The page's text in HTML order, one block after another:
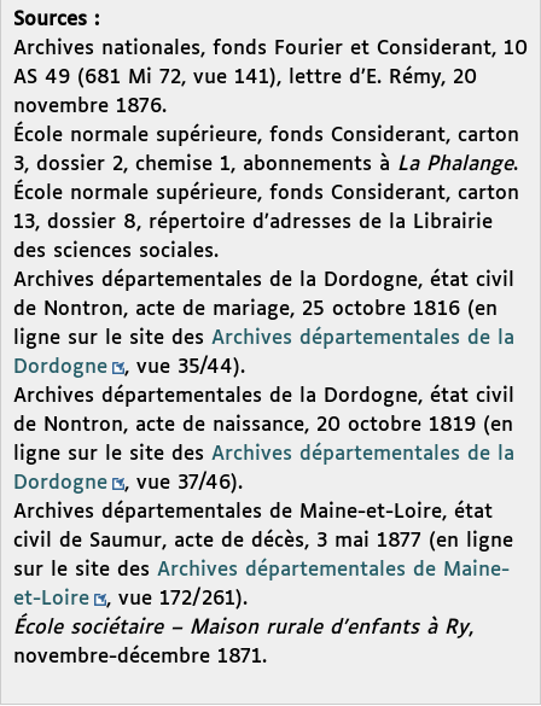
Sources :
Archives nationales, fonds Fourier et Considerant, 10
AS 49 (681 Mi 72, vue 141), lettre d’E. Rémy, 20
novembre 1876.
École normale supérieure, fonds Considerant, carton
3, dossier 2, chemise 1, abonnements à La Phalange.
École normale supérieure, fonds Considerant, carton
13, dossier 8, répertoire d’adresses de la Librairie
des sciences sociales.
Archives départementales de la Dordogne, état civil
de Nontron, acte de mariage, 25 octobre 1816 (en
ligne sur le site des Archives départementales de la
Dordogne
, vue 35/44).
Archives départementales de la Dordogne, état civil
de Nontron, acte de naissance, 20 octobre 1819 (en
ligne sur le site des Archives départementales de la
Dordogne
, vue 37/46).
Archives départementales de Maine-et-Loire, état
civil de Saumur, acte de décès, 3 mai 1877 (en ligne
sur le site des Archives départementales de Maine-
et-Loire
, vue 172/261).
École sociétaire – Maison rurale d’enfants à Ry,
novembre-décembre 1871.